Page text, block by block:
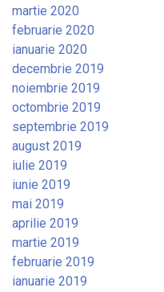
martie 2020
februarie 2020
ianuarie 2020
decembrie 2019
noiembrie 2019
octombrie 2019
septembrie 2019
august 2019
iulie 2019
iunie 2019
mai 2019
aprilie 2019
martie 2019
februarie 2019
ianuarie 2019